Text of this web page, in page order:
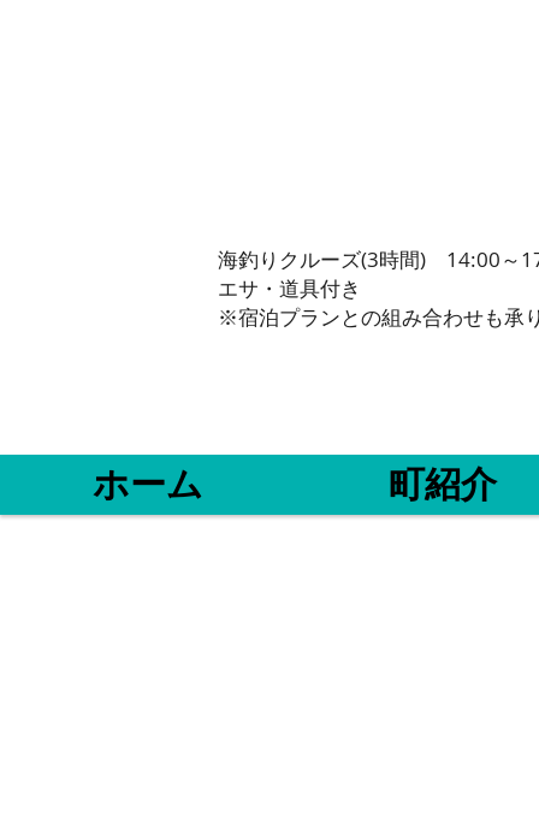
海釣りクルーズ(3時間) 14:00～
エサ・道具付き
​※宿泊プランとの組み合わせも承
ホーム 町紹介